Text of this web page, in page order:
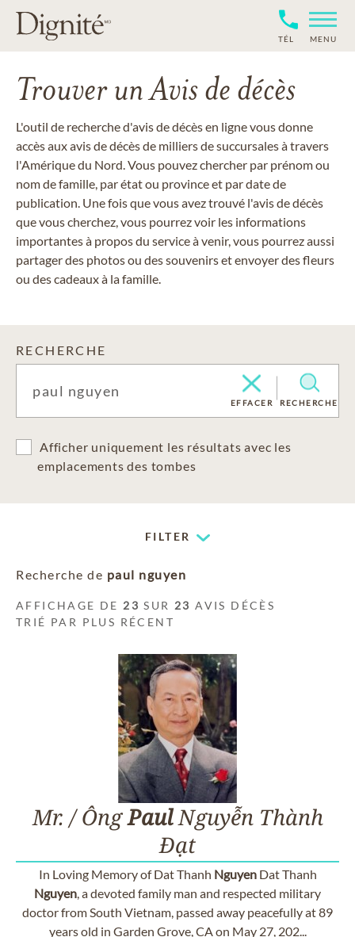
TÉL MENU
Trouver un Avis de décès
L'outil de recherche d'avis de décès en ligne vous donne
accès aux avis de décès de milliers de succursales à travers
l'Amérique du Nord. Vous pouvez chercher par prénom ou
nom de famille, par état ou province et par date de
publication. Une fois que vous avez trouvé l'avis de décès
que vous cherchez, vous pourrez voir les informations
importantes à propos du service à venir, vous pourrez aussi
partager des photos ou des souvenirs et envoyer des fleurs
ou des cadeaux à la famille.
RECHERCHE
EFFACER RECHERCHE
Afficher uniquement les résultats avec les
emplacements des tombes
FILTER
Recherche de paul nguyen
AFFICHAGE DE 23 SUR 23 AVIS DÉCÈS
TRIÉ PAR PLUS RÉCENT
Mr. / ÔngPaulNguyễn Thành
Đạt
In Loving Memory of Dat Thanh NguyenDat Thanh
Nguyen, a devoted family man and respected military
doctor from South Vietnam, passed away peacefully at 89
years old in Garden Grove, CA on May 27, 202...